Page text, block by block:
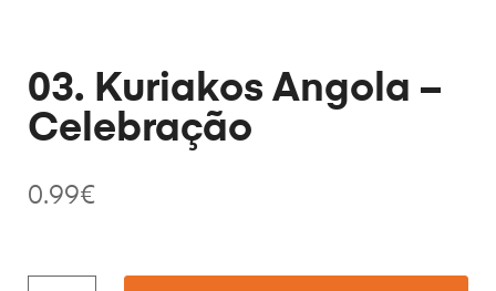
03. Kuriakos Angola –
Celebração
0.99€